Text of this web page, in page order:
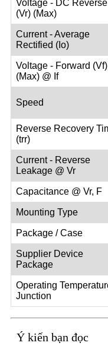
Voltage - DC Reverse
(Vr) (Max)
Current - Average
Rectified (Io)
Voltage - Forward (Vf)
(Max) @ If
Speed
Reverse Recovery
(trr)
Current - Reverse
Leakage @ Vr
Capacitance @ Vr, F
Mounting Type
Package / Case
Supplier Device
Package
Operating
Junction
Ý kiến bạn đọc